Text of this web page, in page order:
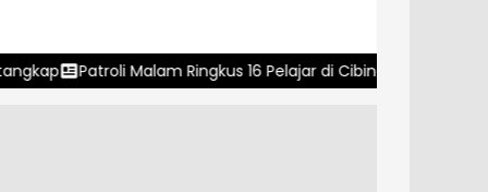
Ringkus 16 Pelajar di Cibinong, Polres Bogor Berhasil